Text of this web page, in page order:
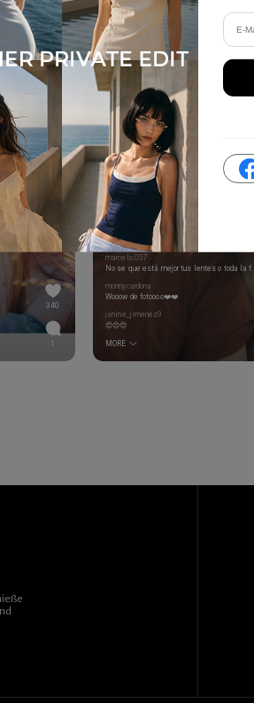
340
juangallagherr
marcelo.057
monnycardona
Wooow de fotoooo❤️❤️
janine_jimenez9
😍😍😍
MORE